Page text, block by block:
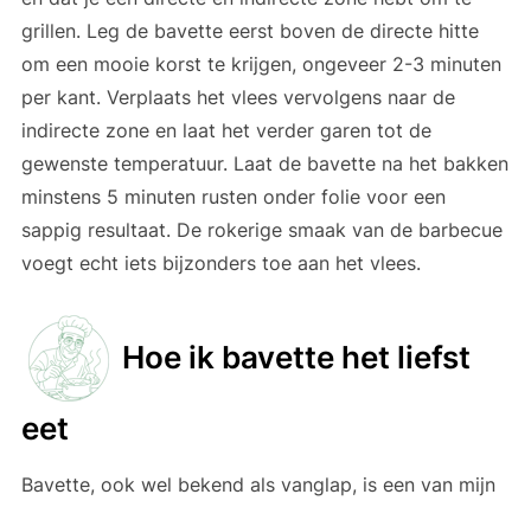
grillen. Leg de bavette eerst boven de directe hitte
om een mooie korst te krijgen, ongeveer 2-3 minuten
per kant. Verplaats het vlees vervolgens naar de
indirecte zone en laat het verder garen tot de
gewenste temperatuur. Laat de bavette na het bakken
minstens 5 minuten rusten onder folie voor een
sappig resultaat. De rokerige smaak van de barbecue
voegt echt iets bijzonders toe aan het vlees.
Hoe ik bavette het liefst
eet
Bavette, ook wel bekend als vanglap, is een van mijn